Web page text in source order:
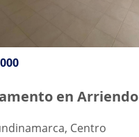
en Arriendo
Centro